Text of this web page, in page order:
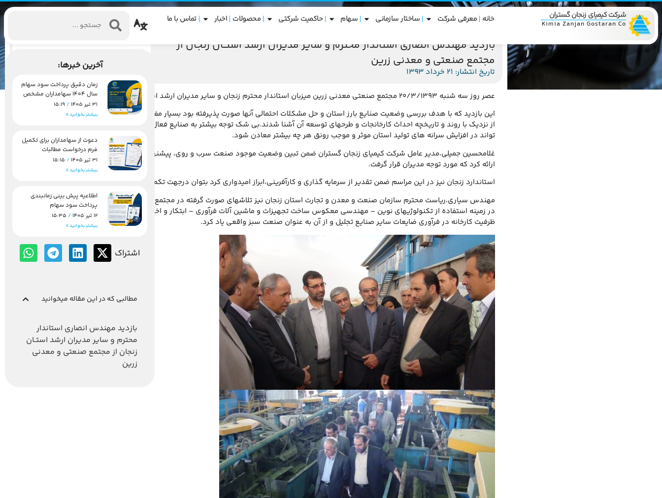
شرکت کیمیای زنجان گستران
Kimia Zanjan Gostaran Co خانه معرفی شرکت ساختار سازمانی سهام حاکمیت شرکتی محصولات اخبار تماس با ما
بازدید مهندس انصاری استاندار محترم و سایر مدیران ارشد استــان زنجان از
مجتمع صنعتی و معدنی زرین
تاریخ انتشار: 21 خرداد 1393
عصر روز سه شنبه 20/3/1393 مجتمع صنعتی معدنی زرین میزبان استاندار محترم زنجان و سایر مدیران ارشد استان زنجان بود.
این بازدید که با هدف بررسی وضعیت صنایع بارز استان و حل مشکلات احتمالی آنها صورت پذیرفته بود بسیار مفید و برای بازدیدکنندگان خوشایند بود و آنها
از نزدیک با روند و تاریخچه احداث کارخانجات و طرحهای توسعه آن آشنا شدند.بی شک توجه بیشتر به صنایع فعال استان خصوصاً صنایع فرآوری معدنی می
تواند در افزایش سرانه های تولید استان موثر و موجب رونق هر چه بیشتر معادن شود.
غلامحسین جمیلی،مدیر عامل شرکت کیمیای زنجان گستران ضمن تبین وضعیت موجود صنعت سرب و روی، پیشنهادهایی در جهت ارتقاء وضعیت و بهبود آن
ارائه کرد که مورد توجه مدیران قرار گرفت.
استاندارد زنجان نیز در این مراسم ضمن تقدیر از سرمایه گذاری و کارآفرینی،ابراز امیدواری کرد بتوان درجهت تکمیل ظرفیت های صنایع موجود تلاش کرد.
مهندس سیاری،ریاست محترم سازمان صنعت و معدن و تجارت استان زنجان نیز تلاشهای صورت گرفته در مجتمع را ستودنی دانست و از فعالیت های شرکت
در زمینه استفاده از تکنولوژیهای نوین – مهندسی معکوس ساخت تجهیزات و ماشین آلات فرآوری – ابتکار و اختراعات صورت گرفته،همچنین بهره برداری از
ظرفیت کارخانه در فرآوری ضایعات سایر صنایع تجلیل و از آن به عنوان صنعت سبز واقعی یاد کرد.
مطالبی که در این مقاله میخوانید
بازدید مهندس انصاری استاندار
محترم و سایر مدیران ارشد استــان
زنجان از مجتمع صنعتی و معدنی
زرین
اشتراک
آخرین خبرها:
زمان دقیق پرداخت سود سهام
سال 1404 سهامداران مشخص
شد
31 تیر 1405
بیشتر بخوانید »
دعوت از سهامداران برای تکمیل
فرم درخواست مطالبات
31 تیر 1405
بیشتر بخوانید »
اطلاعیه پیش بینی زمانبندی
پرداخت سود سهام
12 تیر 1405
بیشتر بخوانید »